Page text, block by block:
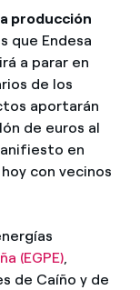
producción
que Endesa
a parar en
de los
aportarán
de euros al
en
con vecinos
(EGPE),
de Caíño y de